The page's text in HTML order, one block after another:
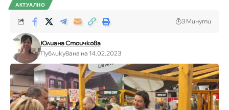
АКТУАЛНО
Юлиана Стоичкова
Публикувана на 14.02.2023
3 Минути